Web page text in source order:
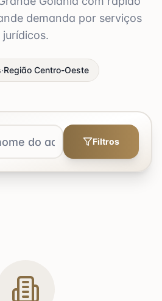
demanda por serviços
jurídicos.
·Região Centro-Oeste
Filtros